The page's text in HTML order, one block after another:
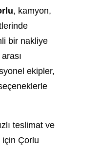
, kamyon,
bir nakliye
ekipler,
teslimat ve
Çorlu